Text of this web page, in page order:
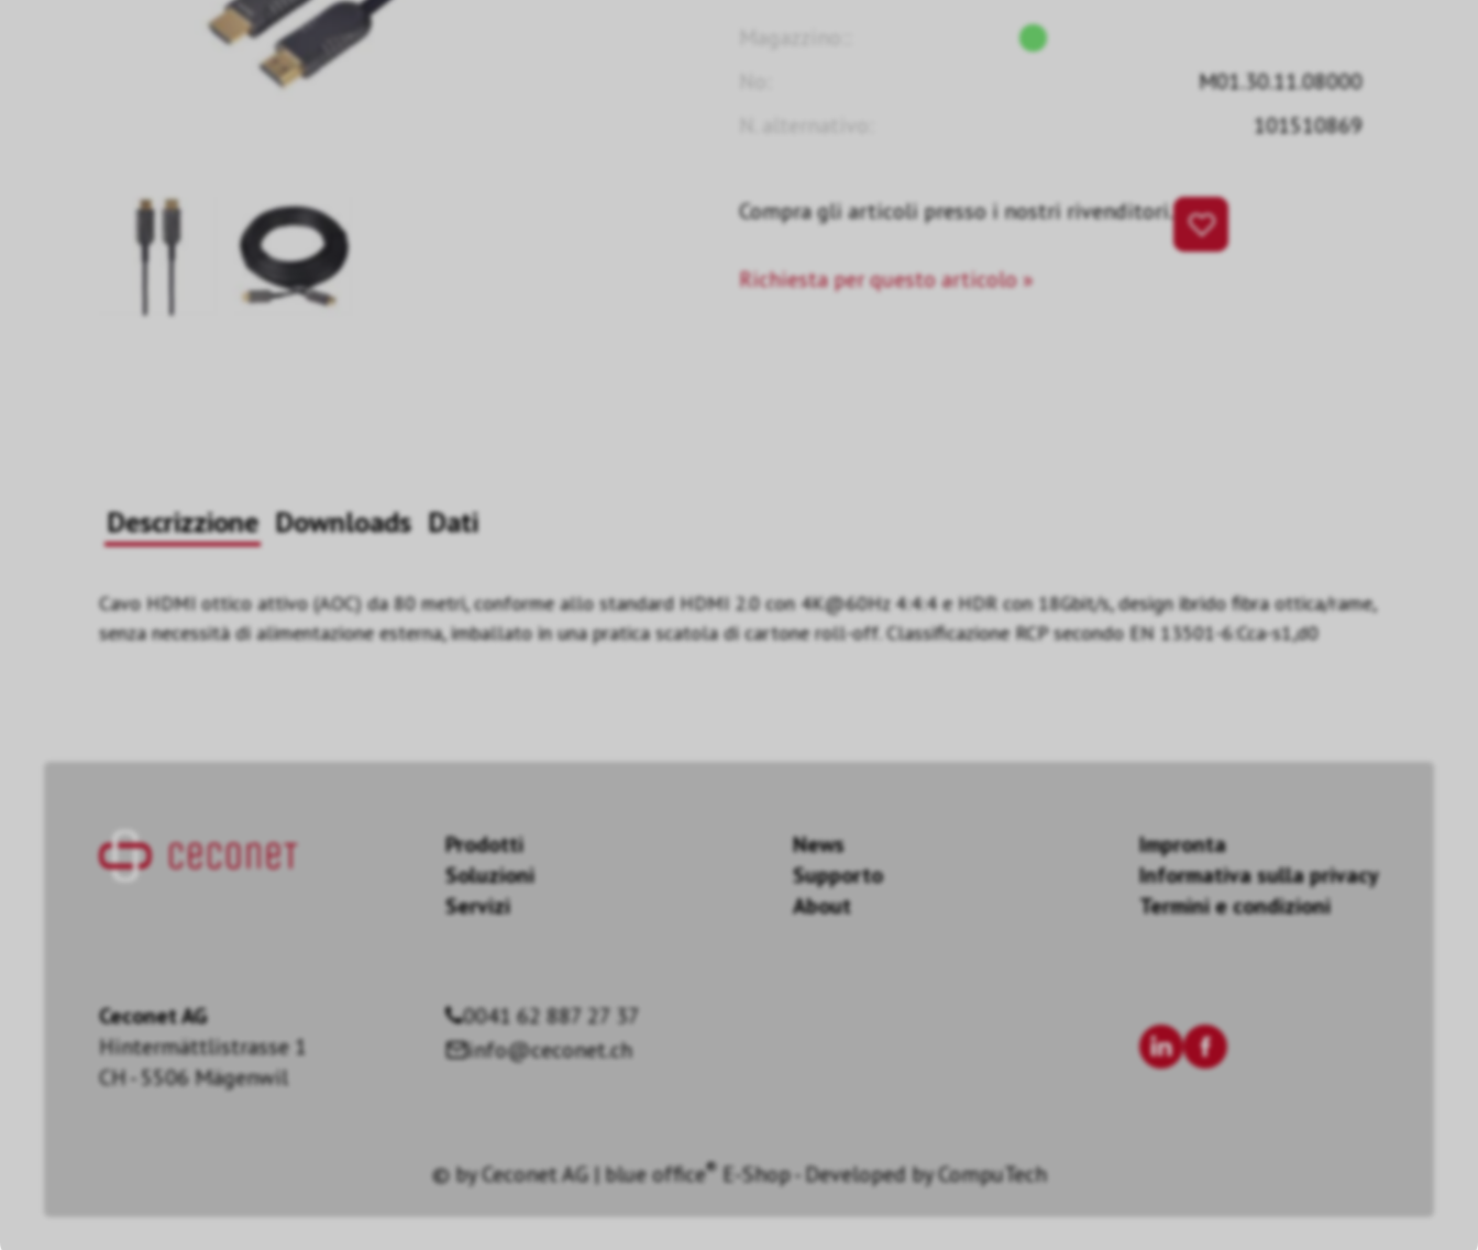
M01.30.11.08000
101510869
Compra gli articoli presso i nostri rivenditori.
Richiesta per questo articolo »
Descrizzione Downloads Dati
Cavo HDMI ottico attivo (AOC) da 80 metri, conforme allo standard HDMI 2.0 con 4K@60Hz 4:4:4 e HDR con 18Gbit/s, design ibrido fibra ottica/rame,
senza necessità di alimentazione esterna, imballato in una pratica scatola di cartone roll-off. Classificazione RCP secondo EN 13501-6:Cca-s1,d0
Prodotti
Soluzioni
Servizi
News
Supporto
About
Impronta
Informativa sulla privacy
Termini e condizioni
Ceconet AG
Hintermättlistrasse 1
CH - 5506 Mägenwil
0041 62 887 27 37
info@ceconet.ch
© byCeconet AG|blue office®E-Shop - Developed byCompuTech